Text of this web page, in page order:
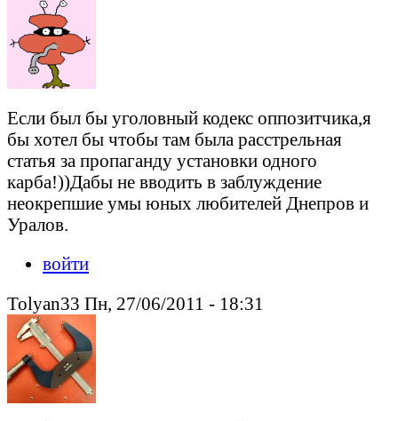
Если был бы уголовный кодекс оппозитчика,я
бы хотел бы чтобы там была расстрельная
статья за пропаганду установки одного
карба!))Дабы не вводить в заблуждение
неокрепшие умы юных любителей Днепров и
Уралов.
войти
Tolyan33 Пн, 27/06/2011 - 18:31